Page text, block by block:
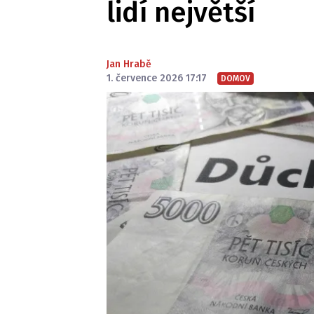
lidí největší
Jan Hrabě
1. července 2026 17:17
DOMOV